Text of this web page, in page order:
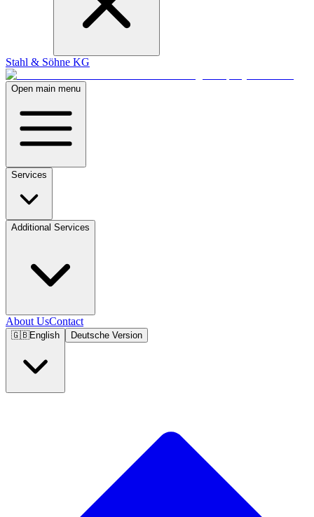
Stahl & Söhne KG
Open main menu
Services
Additional Services
About UsContact
🇬🇧English Deutsche Version